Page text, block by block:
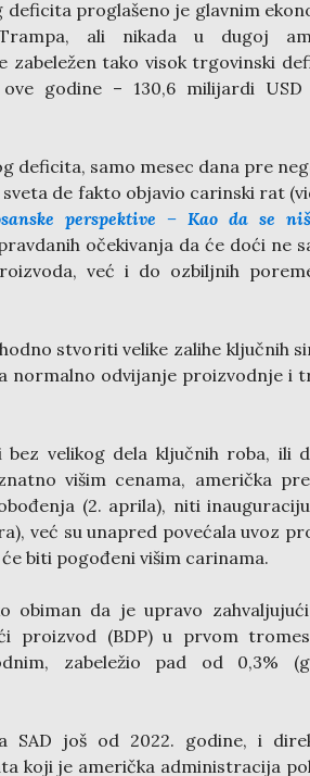
deficita proglašeno je glavnim
ali nikada u dugoj
zabeležen tako visok trgovinski
godine – 130,6 milijardi USD
deficita, samo mesec dana pre
de fakto objavio carinski rat
perspektive – Kao da se
očekivanja da će doći ne
već i do ozbiljnih
stvoriti velike zalihe ključnih
normalno odvijanje proizvodnje i
velikog dela ključnih roba, ili
višim cenama, američka
(2. aprila), niti
već su unapred povećala uvoz
biti pogođeni višim carinama.
obiman da je upravo
proizvod (BDP) u prvom
zabeležio pad od 0,3%
SAD još od 2022. godine, i
koji je američka administracija